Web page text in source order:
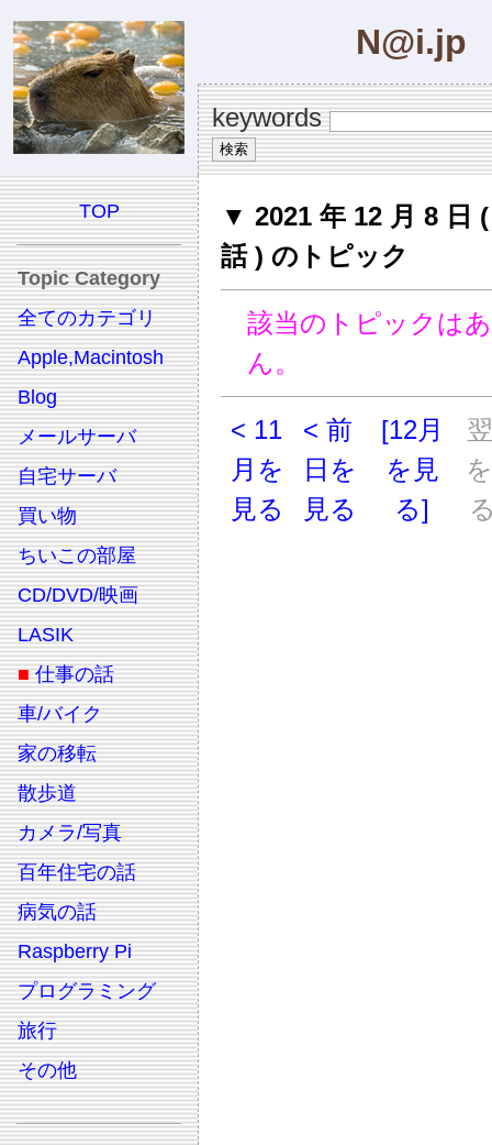
N@i.jp
keywords
TOP
Topic Category
全てのカテゴリ
Apple,Macintosh
Blog
メールサーバ
自宅サーバ
買い物
ちいこの部屋
CD/DVD/映画
LASIK
■ 仕事の話
車/バイク
家の移転
散歩道
カメラ/写真
百年住宅の話
病気の話
Raspberry Pi
プログラミング
旅行
その他
▼ 2021 年 12 月 8 日
話 ) のトピック
該当のトピックは
ん。
< 11
月を
見る
< 前
日を
見る
[12月
を見
る]